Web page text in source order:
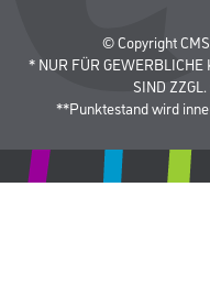
© Copyright
* NUR FÜR GEWERBLICHE
SIND
**Punktestand wird